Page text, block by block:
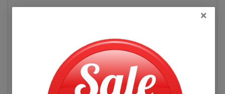
tuyển chọn những nhà phân phối pin có uy tín và
chuyên sản xuất pin chất lượng tốt.
×